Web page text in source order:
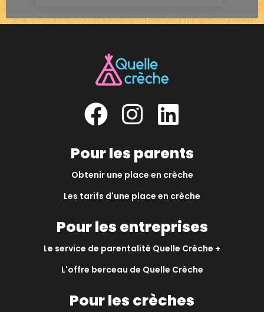
Pour les parents
Obtenir une place en crèche
Les tarifs d'une place en crèche
Pour les entreprises
Le service de parentalité Quelle Crèche +
L'offre berceau de Quelle Crèche
Pour les crèches